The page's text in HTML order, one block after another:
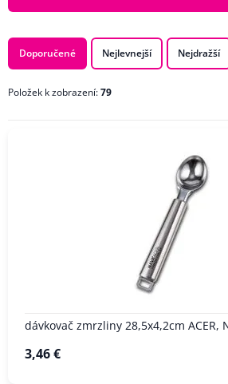
CENA
ZNAČKA
Doporučené Nejlevnejší Nejdražší
Položek k zobrazení:79
dávkovač zmrzliny 28,5x4,2cm ACER,
3,46 €